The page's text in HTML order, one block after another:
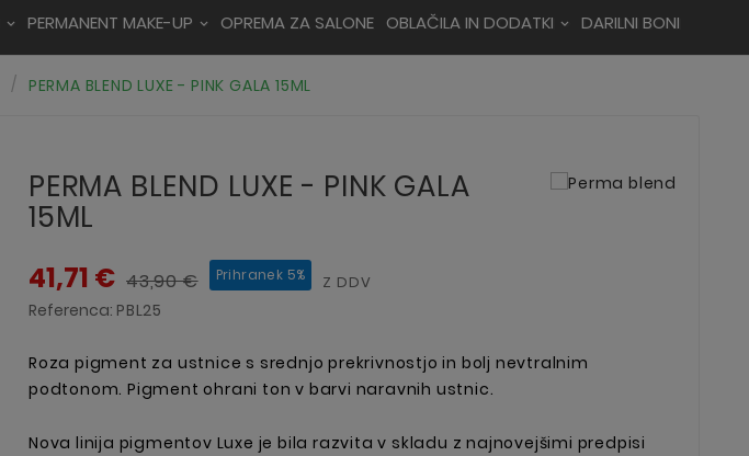
PERMANENT MAKE-UP OPREMA ZA SALONE OBLAČILA IN DODATKI DARILNI BONI
PERMA BLEND LUXE - PINK GALA 15ML
PERMA BLEND LUXE - PINK GALA
15ML
41,71 € 43,90 € Prihranek 5% Z DDV
Referenca: PBL25
Roza pigment za ustnice s srednjo prekrivnostjo in bolj nevtralnim
podtonom. Pigment ohrani ton v barvi naravnih ustnic.
Nova linija pigmentov Luxe je bila razvita v skladu z najnovejšimi predpisi